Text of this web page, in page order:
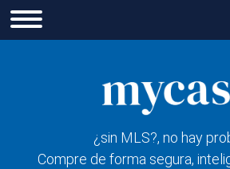
¿sin MLS?, no hay
Compre de forma segura,